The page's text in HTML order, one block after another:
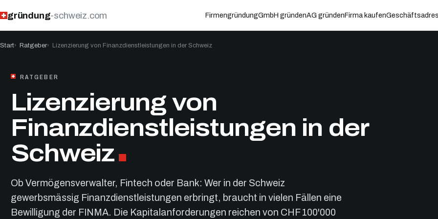
gründung-schweiz.com FirmengründungGmbH gründenAG gründenFirma kaufen
Start Ratgeber Lizenzierung von Finanzdienstleistungen in der Schweiz
RATGEBER
Lizenzierung von
Finanzdienstleistungen in der
Schweiz
Ob Vermögensverwalter, Fintech oder Bank: Wer in der Schweiz
gewerbsmässig Finanzdienstleistungen erbringt, braucht in vielen Fällen eine
Bewilligung der FINMA. Die Kapitalanforderungen reichen von CHF 100'000